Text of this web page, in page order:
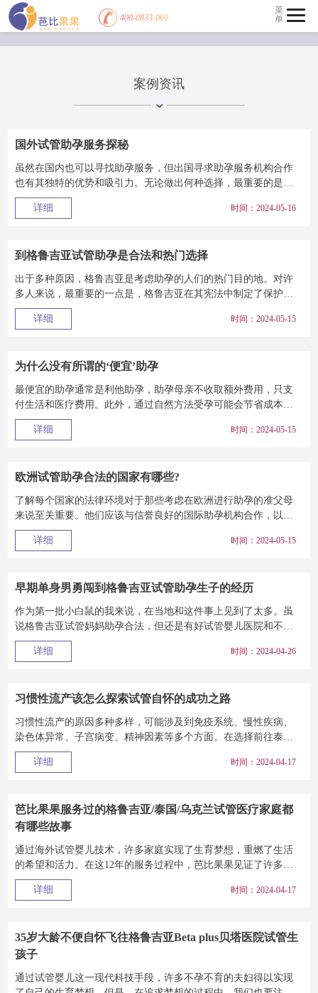
400-0833-060
菜
单
案例资讯
国外试管助孕服务探秘
虽然在国内也可以寻找助孕服务，但出国寻求助孕服务机构合作
也有其独特的优势和吸引力。无论做出何种选择，最重要的是确
保在整个过程中做好...
详细
时间：2024-05-16
到格鲁吉亚试管助孕是合法和热门选择
出于多种原因，格鲁吉亚是考虑助孕的人们的热门目的地。对许
多人来说，最重要的一点是，格鲁吉亚在其宪法中制定了保护父
母对助孕子女的权利...
详细
时间：2024-05-15
为什么没有所谓的‘便宜’助孕
最便宜的助孕通常是利他助孕，助孕母亲不收取额外费用，只支
付生活和医疗费用。此外，通过自然方法受孕可能会节省成本，
尽管这种方法可能会...
详细
时间：2024-05-15
欧洲试管助孕合法的国家有哪些?
了解每个国家的法律环境对于那些考虑在欧洲进行助孕的准父母
来说至关重要。他们应该与信誉良好的国际助孕机构合作，以获
取专业的建议和指导...
详细
时间：2024-05-15
早期单身男勇闯到格鲁吉亚试管助孕生子的经历
作为第一批小白鼠的我来说，在当地和这件事上见到了太多。虽
说格鲁吉亚试管妈妈助孕合法，但还是有好试管婴儿医院和不好
的试管婴儿医院。而...
详细
时间：2024-04-26
习惯性流产该怎么探索试管自怀的成功之路
习惯性流产的原因多种多样，可能涉及到免疫系统、慢性疾病、
染色体异常、子宫病变、精神因素等多个方面。在选择前往泰国
进行试管婴儿前，夫...
详细
时间：2024-04-17
芭比果果服务过的格鲁吉亚/泰国/乌克兰试管医疗家庭都
有哪些故事
通过海外试管婴儿技术，许多家庭实现了生育梦想，重燃了生活
的希望和活力。在这12年的服务过程中，芭比果果见证了许多人
的幸福，也见到了...
详细
时间：2024-04-17
35岁大龄不便自怀飞往格鲁吉亚Beta plus贝塔医院试管生
孩子
通过试管婴儿这一现代科技手段，许多不孕不育的夫妇得以实现